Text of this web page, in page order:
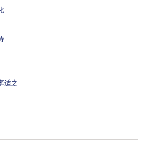
适之